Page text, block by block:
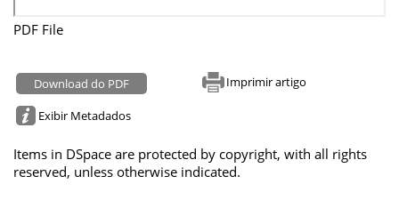
PDF File
Download do PDF Imprimir artigo
Exibir Metadados
Items in DSpace are protected by copyright, with all rights
reserved, unless otherwise indicated.